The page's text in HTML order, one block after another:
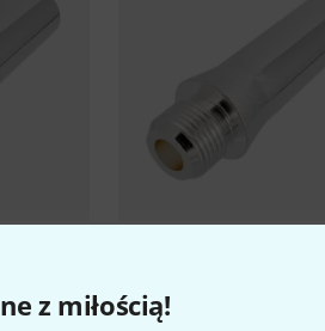
z miłością!
277 zł